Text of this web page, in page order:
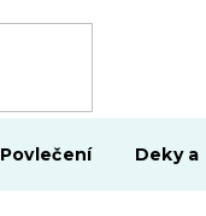
Povlečení Deky